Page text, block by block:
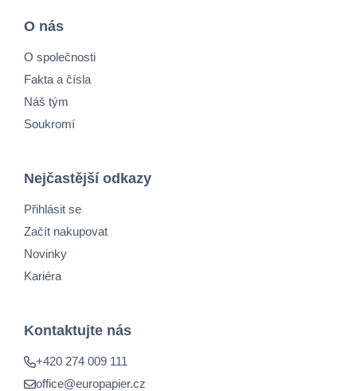
O nás
O společnosti
Fakta a čísla
Náš tým
Soukromí
Nejčastější odkazy
Přihlásit se
Začít nakupovat
Novinky
Kariéra
Kontaktujte nás
+420 274 009 111
office@europapier.cz